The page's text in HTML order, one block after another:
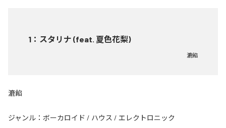
1 ： スタリナ (feat. 夏色花梨)
漉餡
漉餡
ジャンル： ボーカロイド / ハウス / エレクトロニック